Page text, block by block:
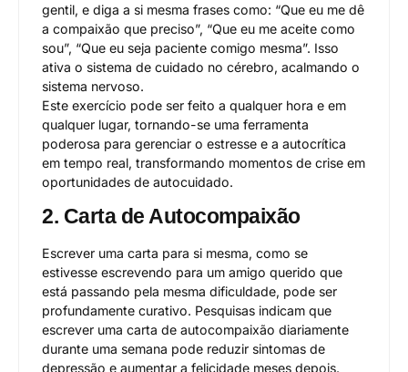
gentil, e diga a si mesma frases como: “Que eu me dê
a compaixão que preciso”, “Que eu me aceite como
sou”, “Que eu seja paciente comigo mesma”. Isso
ativa o sistema de cuidado no cérebro, acalmando o
sistema nervoso.
Este exercício pode ser feito a qualquer hora e em
qualquer lugar, tornando-se uma ferramenta
poderosa para gerenciar o estresse e a autocrítica
em tempo real, transformando momentos de crise em
oportunidades de autocuidado.
2. Carta de Autocompaixão
Escrever uma carta para si mesma, como se
estivesse escrevendo para um amigo querido que
está passando pela mesma dificuldade, pode ser
profundamente curativo. Pesquisas indicam que
escrever uma carta de autocompaixão diariamente
durante uma semana pode reduzir sintomas de
depressão e aumentar a felicidade meses depois.